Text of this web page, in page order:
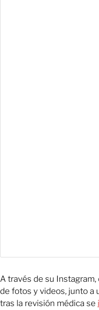
A través de su
de fotos y videos, junto a
tras la revisión médica se